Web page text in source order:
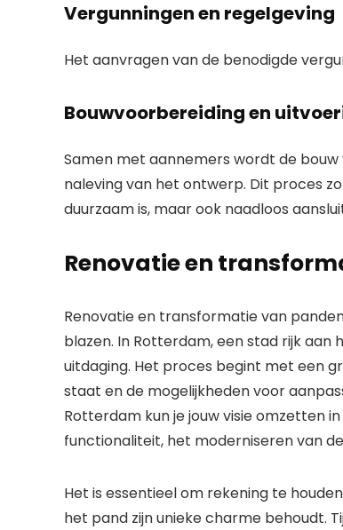
Vergunningen en regelgeving
Het aanvragen van de benodigde
Bouwvoorbereiding en
Samen met aannemers wordt de
naleving van het ontwerp. Dit proces
duurzaam is, maar ook naadloos
Renovatie en
Renovatie en transformatie van
blazen. In Rotterdam, een stad rijk
uitdaging. Het proces begint met een
staat en de mogelijkheden voor
Rotterdam kun je jouw visie omzetten
functionaliteit, het moderniseren van
Het is essentieel om rekening te
het pand zijn unieke charme behoudt.